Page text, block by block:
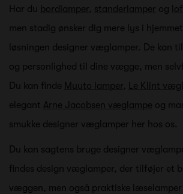
Har du bordlamper, standerlamper og
men stadig ønsker dig mere lys i
løsningen designer væglamper. De kan
og personlighed til dine vægge, men
Du kan finde Muuto lamper, Le Klint
elegant Arne Jacobsen væglampe og
smukke designer væglamper her hos os.
Du kan sagtens bruge designer
findes design væglamper, der tilføjer et
væggen, men også praktiske